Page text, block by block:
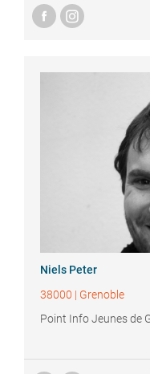
Niels Peter
38000 | Grenoble
Point Info Jeunes de